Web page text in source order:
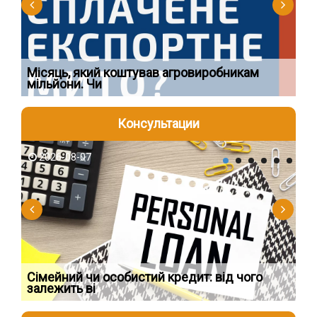
Місяць, який коштував агровиробникам
мільйони. Чи
Консультации
2026-08-07
Сімейний чи особистий кредит: від чого
залежить ві